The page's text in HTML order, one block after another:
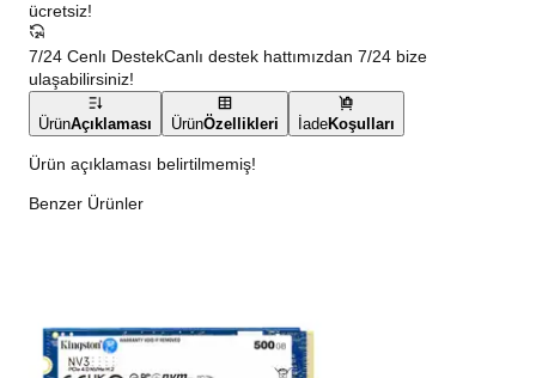
ücretsiz!
7/24 Cenlı DestekCanlı destek hattımızdan 7/24 bize
ulaşabilirsiniz!
ÜrünAçıklaması ÜrünÖzellikleri İadeKoşulları
Ürün açıklaması belirtilmemiş!
Benzer Ürünler